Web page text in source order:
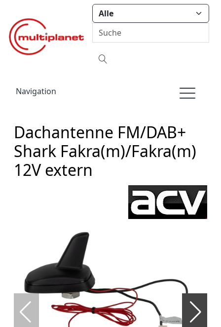
Navigation
Dachantenne FM/DAB+
Shark Fakra(m)/Fakra(m)
12V extern